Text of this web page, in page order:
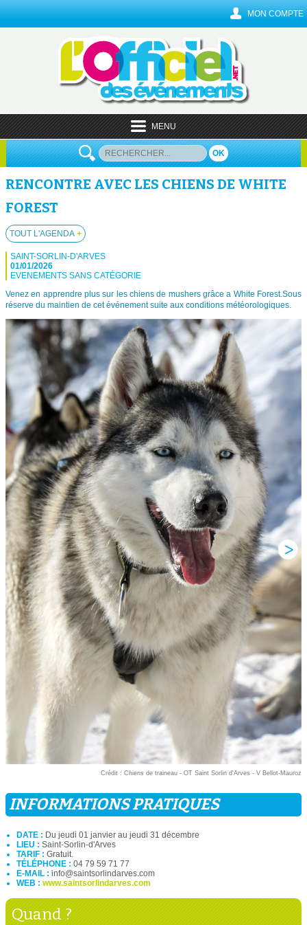
MON COMPTE
MENU
OK
RENCONTRE AVEC LES CHIENS DE WHITE
FOREST
TOUT L'AGENDA +
SAINT-SORLIN-D'ARVES
01/01/2026
EVENEMENTS SANS CATÉGORIE
Venez en apprendre plus sur les chiens de mushers grâce a White Forest.Sous
réserve du maintien de cet événement suite aux conditions météorologiques.
Crédit : Chiens de traineau - OT Saint Sorlin d'Arves - V Bellot-Mauroz
INFORMATIONS PRATIQUES
DATE : Du jeudi 01 janvier au jeudi 31 décembre
LIEU : Saint-Sorlin-d'Arves
TARIF : Gratuit.
TÉLÉPHONE : 04 79 59 71 77
E-MAIL : info@saintsorlindarves.com
WEB : www.saintsorlindarves.com
Quand ?